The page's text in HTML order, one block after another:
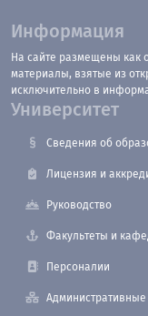
Информация
На сайте размещены как
материалы, взятые из
исключительно в
Университет
Сведения об
Лицензия и
Руководство
Факультеты и
Персоналии